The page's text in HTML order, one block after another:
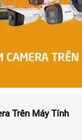
Trên Máy Tính